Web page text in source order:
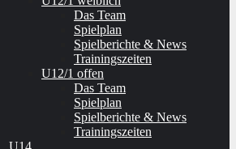
Das Team
Spielplan
Spielberichte & News
Trainingszeiten
U12/1 offen
Das Team
Spielplan
Spielberichte & News
Trainingszeiten
U14